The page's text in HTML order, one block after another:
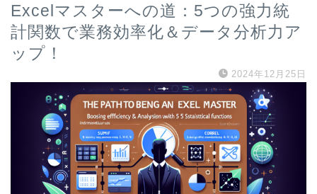
Excelマスターへの道：5つの強力統
計関数で業務効率化＆データ分析力ア
ップ！
2024年12月25日